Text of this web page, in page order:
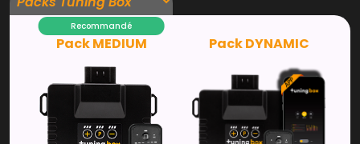
Recommandé
Pack MEDIUM Pack DYNAMIC